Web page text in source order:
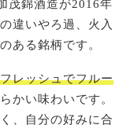
茂錦酒造が2016年
違いやろ過、火入
ある銘柄です。
レッシュでフルー
かい味わいです。
、自分の好みに合